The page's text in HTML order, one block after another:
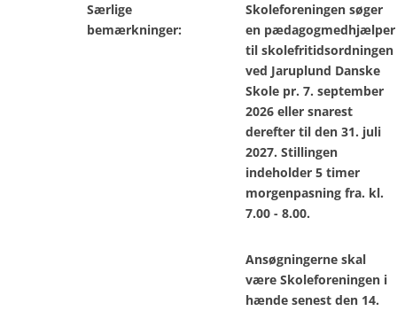
Særlige
bemærkninger:
Skoleforeningen søger
en pædagogmedhjælper
til skolefritidsordningen
ved Jaruplund Danske
Skole pr. 7. september
2026 eller snarest
derefter til den 31. juli
2027. Stillingen
indeholder 5 timer
morgenpasning fra. kl.
7.00 - 8.00.
Ansøgningerne skal
være Skoleforeningen i
hænde senest den 14.